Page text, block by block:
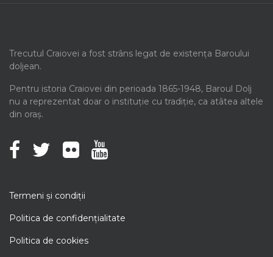
Trecutul Craiovei a fost strâns legat de existența Baroului
doljean.
Pentru istoria Craiovei din perioada 1865-1948, Baroul Dolj
nu a reprezentat doar o instituție cu tradiție, ca atâtea altele
din oraș.
Termeni şi condiţii
Politica de confidenţialitate
Politica de cookies